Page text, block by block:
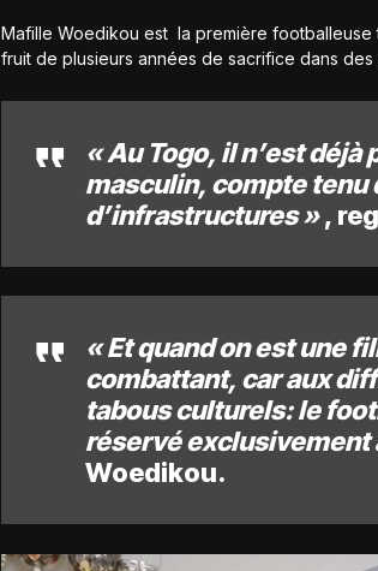
Mafille Woedikou est la première footballeuse
fruit de plusieurs années de sacrifice dans
« Au Togo, il n’est
masculin, compte tenu
d’infrastructures »,
« Et quand on est une
combattant, car aux
tabous culturels: le
réservé exclusivement
Woedikou.